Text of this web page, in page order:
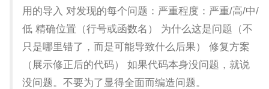
用的导入 对发现的每个问题：严重程度：严重/高/中/
低 精确位置（行号或函数名） 为什么这是问题（不
只是哪里错了，而是可能导致什么后果） 修复方案
（展示修正后的代码） 如果代码本身没问题，就说
没问题。不要为了显得全面而编造问题。